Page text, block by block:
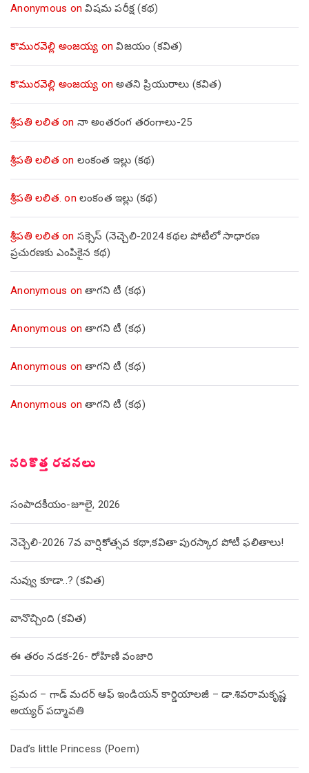
Anonymous onవిషమ పరీక్ష (క‌థ‌)
కొమురవెల్లి అంజయ్య onవిజయం (కవిత)
కొమురవెల్లి అంజయ్య onఅతని ప్రియురాలు (కవిత)
శ్రీపతి లలిత on నా అంతరంగ తరంగాలు-25
శ్రీపతి లలిత on లంకంత ఇల్లు (కథ)
శ్రీపతి లలిత. on లంకంత ఇల్లు (కథ)
శ్రీపతి లలిత on సక్సెస్ (నెచ్చెలి-2024 కథల పోటీలో సాధారణ
ప్రచురణకు ఎంపికైన కథ)
Anonymous onతాగని టీ (కథ)
Anonymous onతాగని టీ (కథ)
Anonymous onతాగని టీ (కథ)
Anonymous onతాగని టీ (కథ)
సరికొత్త రచనలు
సంపాదకీయం-జూలై, 2026
నెచ్చెలి-2026 7వ వార్షికోత్సవ కథా,కవితా పురస్కార పోటీ ఫలితాలు!
నువ్వు కూడా..? (కవిత)
వానొచ్చింది (కవిత)
ఈ తరం నడక-26- రోహిణి వంజారి
ప్రమద – గాడ్ మదర్ ఆఫ్ ఇండియన్ కార్డియాలజీ – డా.శివరామకృష్ణ
అయ్యర్ పద్మావతి
Dad’s little Princess (Poem)